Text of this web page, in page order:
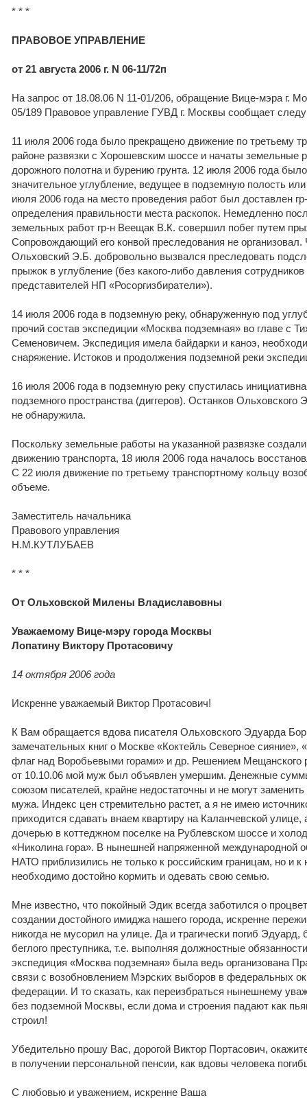
* * *
ПРАВОВОЕ УПРАВЛЕНИЕ
от 21 августа 2006 г. N 06-11/72п
На запрос от 18.08.06 N 11-01/206, обращение Вице-мэра г.
05/189 Правовое управление ГУВД г. Москвы сообщает
11 июля 2006 года было прекращено движение по третьему
районе развязки с Хорошевским шоссе и начаты земельные
дорожного полотна и бурению грунта. 12 июля 2006 года
значительное углубление, ведущее в подземную полость или
июля 2006 года на место проведения работ был доставлен
определения правильности места раскопок. Немедленно
земельных работ гр-н Веещак В.К. совершил побег путем
Сопровождающий его конвой преследования не
Ольховский Э.Б. добровольно вызвался преследовать
прыжок в углубление (без какого-либо давления
представителей НП «Росоргизбиратели»).
14 июля 2006 года в подземную реку, обнаруженную под
прочий состав экспедиции «Москва подземная» во главе с
Семеновичем. Экспедиция имела байдарки и каноэ,
снаряжение. Истоков и продолжения подземной реки
16 июля 2006 года в подземную реку спустилась
подземного пространства (диггеров). Останков
не обнаружила.
Поскольку земельные работы на указанной развязке
движению транспорта, 18 июля 2006 года началось
С 22 июля движение по третьему транспортному кольцу
объеме.
Заместитель начальника
Правового управления
Н.М.КУТЛУБАЕВ
* * *
От Ольховской Милены Владиславовны
Уважаемому Вице-мэру города Москвы
Лопатину Виктору Протасовичу
14 октября 2006 года
Искренне уважаемый Виктор Протасович!
К Вам обращается вдова писателя Ольховского Эдуарда
замечательных книг о Москве «Коктейль Северное сияние»,
флаг над Воробьевыми горами» и др. Решением Мещанского
от 10.10.06 мой муж был объявлен умершим. Денежные
союзом писателей, крайне недостаточны и не могут заменить
мужа. Индекс цен стремительно растет, а я не имею
приходится сдавать внаем квартиру на Каланчевской улице,
дочерью в коттеджном поселке на Рублевском шоссе и
«Николина гора». В нынешней напряженной международной
НАТО приблизились не только к российским границам, но и
необходимо достойно кормить и одевать свою семью.
Мне известно, что покойный Эдик всегда заботился о
создании достойного имиджа нашего города, искренне
никогда не мусорил на улице. Да и трагически погиб
беглого преступника, т.е. выполняя должностные
экспедиция «Москва подземная» была ведь организована
связи с возобновлением Мэрских выборов в федеральных
федерации. И то сказать, как переизбраться нынешнему
без подземной Москвы, если дома и строения падают как
строил!
Убедительно прошу Вас, дорогой Виктор Портасович,
в получении персональной пенсии, как вдовы человека
С любовью и уважением, искренне Ваша